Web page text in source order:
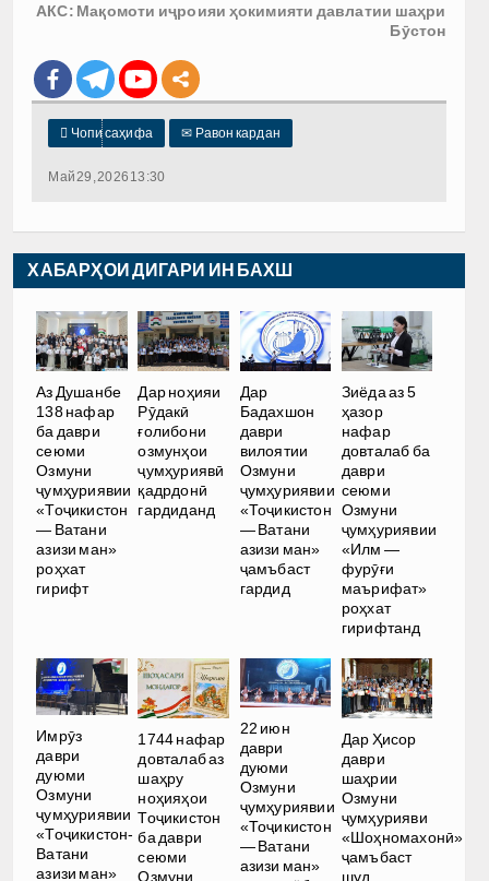
АКС: Мақомоти иҷроияи ҳокимияти давлатии шаҳри
Бӯстон
 Чопи саҳифа ✉ Равон кардан
Май 29, 2026 13:30
ХАБАРҲОИ ДИГАРИ ИН БАХШ
Аз Душанбе
138 нафар
ба даври
сеюми
Озмуни
ҷумҳуриявии
«Тоҷикистон
— Ватани
азизи ман»
роҳхат
гирифт
Дар ноҳияи
Рӯдакӣ
ғолибони
озмунҳои
ҷумҳуриявӣ
қадрдонӣ
гардиданд
Дар
Бадахшон
даври
вилоятии
Озмуни
ҷумҳуриявии
«Тоҷикистон
— Ватани
азизи ман»
ҷамъбаст
гардид
Зиёда аз 5
ҳазор
нафар
довталаб ба
даври
сеюми
Озмуни
ҷумҳуриявии
«Илм —
фурӯғи
маърифат»
роҳхат
гирифтанд
Имрӯз
даври
дуюми
Озмуни
ҷумҳуриявии
«Тоҷикистон-
Ватани
азизи ман»
1744 нафар
довталаб аз
шаҳру
ноҳияҳои
Тоҷикистон
ба даври
сеюми
Озмуни
22 июн
даври
дуюми
Озмуни
ҷумҳуриявии
«Тоҷикистон
— Ватани
азизи ман»
Дар Ҳисор
даври
шаҳрии
Озмуни
ҷумҳурияви
«Шоҳномахонӣ»
ҷамъбаст
шуд